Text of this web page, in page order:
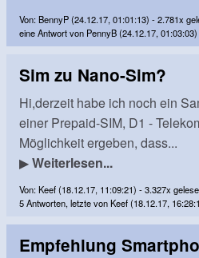
Von: BennyP (24.12.17, 01:01:13) - 2.781x
eine Antwort von PennyB (24.12.17, 01:03:03)
Sim zu Nano-Sim?
Hi,derzeit habe ich noch ein
einer Prepaid-SIM, D1 -
Möglichkeit ergeben, dass...
▶Weiterlesen...
Von: Keef (18.12.17, 11:09:21) - 3.327x
5 Antworten, letzte von Keef (18.12.17,
Empfehlung